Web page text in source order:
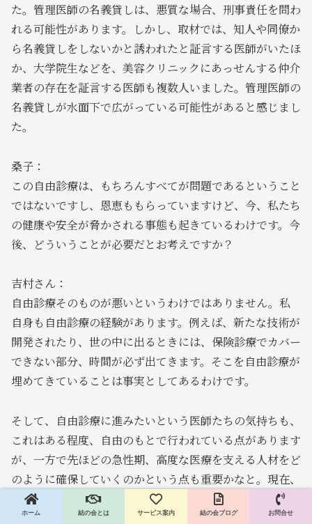
た。管理医師の名義貸しは、悪質な場合、刑事責任を問わ
れる可能性があります。しかし、取材では、知人や同僚か
ら名義貸しをしないかと誘われたと証言する医師がいたほ
か、大学院生などを、美容クリニックにあっせんする仲介
業者の存在を証言する医師も複数人いました。管理医師の
名義貸しが水面下で広がっている可能性があると感じまし
た。
桑子：
この自由診療は、もちろんすべてが問題であるということ
ではないですし、恩恵ももらっていますけど、今、私たち
の健康や安全が脅かされる事態も起きているわけです。今
後、どういうことが必要だとお考えですか？
吉村さん：
自由診療そのものが悪いというわけではありません。私
自身も自由診療の経験があります。例えば、新たな技術が
開発されたり、世の中に出るときには、保険診療でカバー
できない部分、時間が必ず出てきます。そこを自由診療が
埋めてきていることは事実としてあるわけです。
そして、自由診療に進みたいという医師たちの気持ちも、
これはある程度、自由のもとで行われている点があります
が、一方で先ほどの急性期、高度な医療を支える人材をど
のように確保していくのかという点も重要かなと。現在、
6万人いる大学病院の医師ですが、こういった方々が安心
して診療に打ち込める環境をつくる必要があるかと思いま
ホーム 結の会とは サービス案内 結の会ブログ お問合せ